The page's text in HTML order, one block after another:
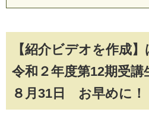
【紹介ビデオを作成
令和２年度第12期受講
８月31日 お早めに！